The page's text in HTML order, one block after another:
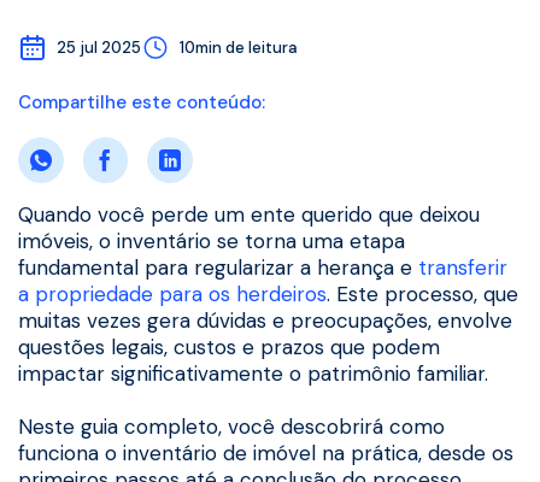
25 jul 2025 10min de leitura
Quando você perde um ente querido que deixou
imóveis, o inventário se torna uma etapa
fundamental para regularizar a herança e transferir
a propriedade para os herdeiros. Este processo, que
muitas vezes gera dúvidas e preocupações, envolve
questões legais, custos e prazos que podem
impactar significativamente o patrimônio familiar.
Neste guia completo, você descobrirá como
funciona o inventário de imóvel na prática, desde os
Compartilhe este conteúdo: